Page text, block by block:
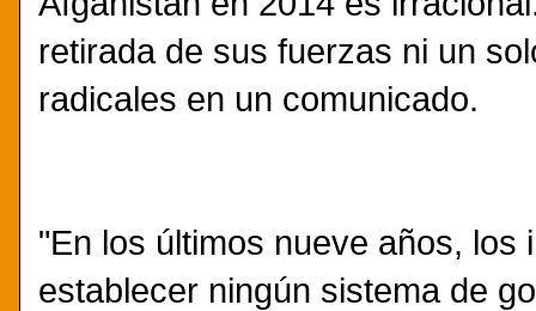
retirada de sus fuerzas ni un
radicales en un comunicado.
"En los últimos nueve años, los
establecer ningún sistema de